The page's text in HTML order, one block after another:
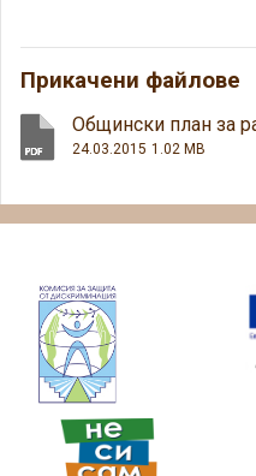
Прикачени файлове
Общински план за
24.03.2015 1.02 MB